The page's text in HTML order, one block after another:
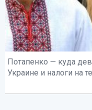
Потапенко — куда
Украине и налоги на